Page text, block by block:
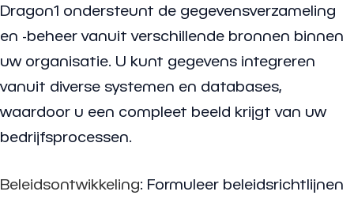
Dragon1 ondersteunt de gegevensverzameling
en -beheer vanuit verschillende bronnen binnen
uw organisatie. U kunt gegevens integreren
vanuit diverse systemen en databases,
waardoor u een compleet beeld krijgt van uw
bedrijfsprocessen.
Beleidsontwikkeling: Formuleer beleidsrichtlijnen